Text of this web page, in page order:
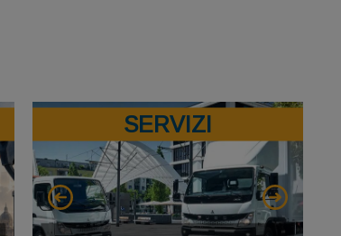
SERVIZI